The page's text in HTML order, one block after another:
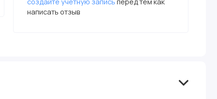
написать отзыв